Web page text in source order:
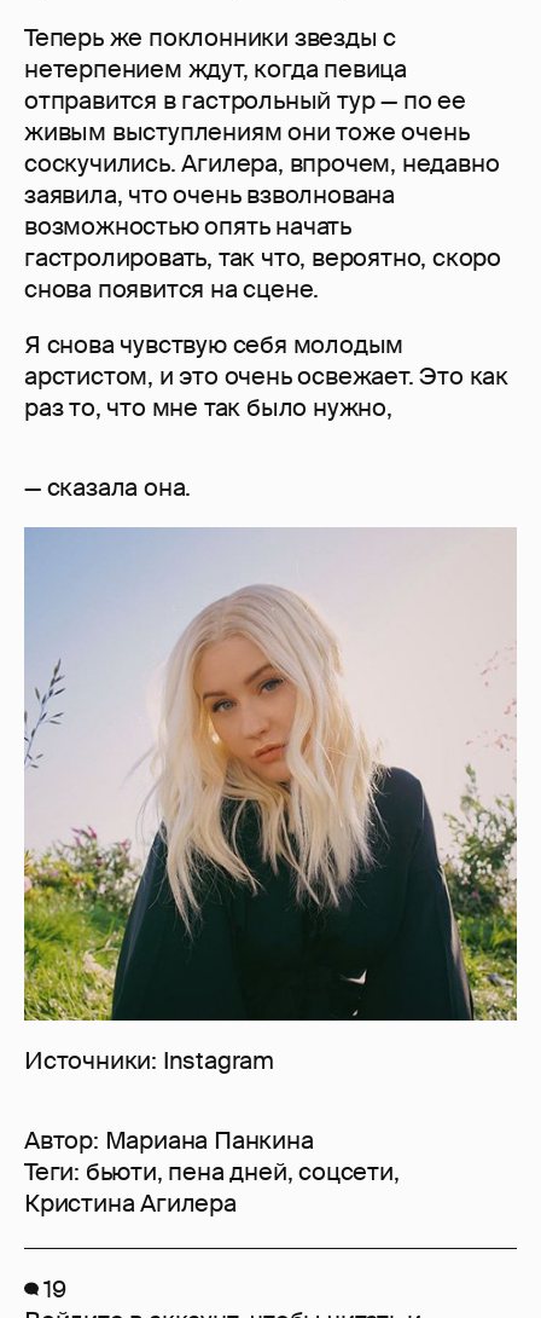
Теперь же поклонники звезды с
нетерпением ждут, когда певица
отправится в гастрольный тур — по ее
живым выступлениям они тоже очень
соскучились. Агилера, впрочем, недавно
заявила, что очень взволнована
возможностью опять начать
гастролировать, так что, вероятно, скоро
снова появится на сцене.
Я снова чувствую себя молодым
арстистом, и это очень освежает. Это как
раз то, что мне так было нужно,
— сказала она.
Источники: Instagram
Автор: Мариана Панкина
Теги: бьюти, пена дней,соцсети,
Кристина Агилера
19